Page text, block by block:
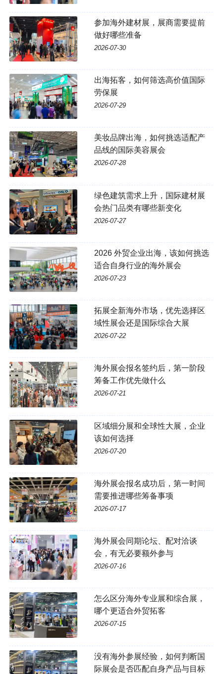
参加海外建材展，展商需要提前
做好哪些准备
2026-07-30
出海拓客，如何筛选高价值国际
劳保展
2026-07-29
美妆品牌出海，如何挑选适配产
品线的国际美容展会
2026-07-28
绿色建筑需求上升，国际建材展
会热门品类有哪些新变化
2026-07-27
2026 外贸企业出海，该如何挑选
适合自身行业的海外展会
2026-07-23
拓展全新海外市场，优先选择区
域性展会还是国际综合大展
2026-07-22
海外展会报名签约后，第一阶段
筹备工作优先做什么
2026-07-21
区域细分展和全球性大展，企业
该如何选择
2026-07-20
海外展会报名成功后，第一时间
需要推进哪些筹备事项
2026-07-17
海外展会同期论坛、配对洽谈
会，有无必要额外参与
2026-07-16
怎么区分海外专业展和综合展，
哪个更适合外贸拓客
2026-07-15
没有海外参展经验，如何判断国
际展会是否匹配自身产品与目标